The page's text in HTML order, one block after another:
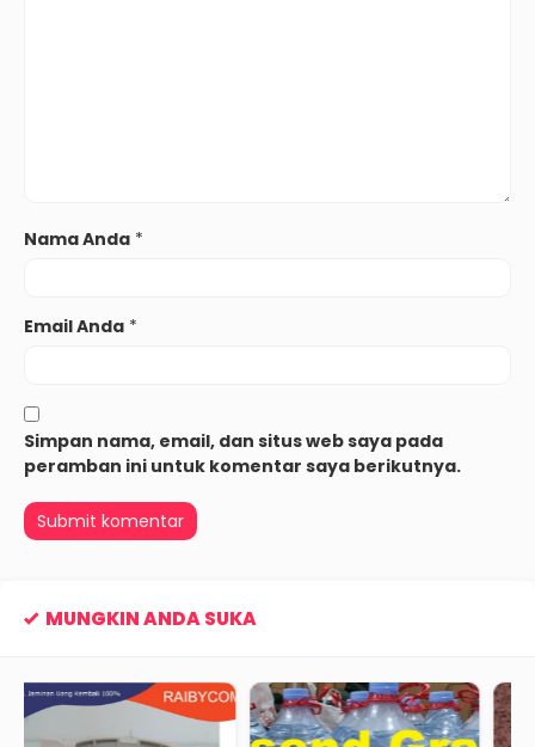
Nama Anda *
Email Anda *
Simpan nama, email, dan situs web saya pada
peramban ini untuk komentar saya berikutnya.
MUNGKIN ANDA SUKA